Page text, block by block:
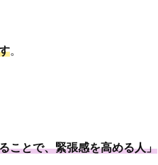
。
ことで、緊張感を高める人」